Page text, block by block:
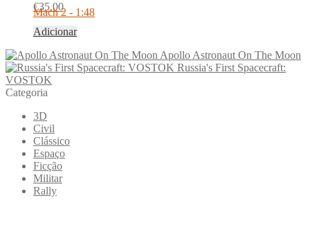
€35.00
Mach 2 - 1:48
Adicionar
Apollo Astronaut On The Moon
Russia's First Spacecraft:
VOSTOK
Categoria
3D
Civil
Clássico
Espaço
Ficção
Militar
Rally